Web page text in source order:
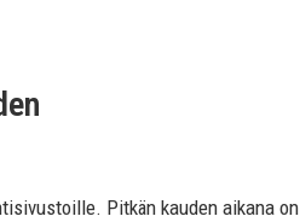
Pitkän kauden aikana on